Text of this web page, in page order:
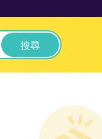
搜尋